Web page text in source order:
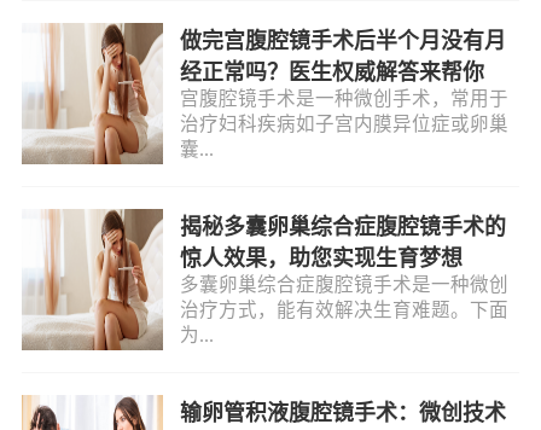
做完宫腹腔镜手术后半个月没有月
经正常吗？医生权威解答来帮你
宫腹腔镜手术是一种微创手术，常用于
治疗妇科疾病如子宫内膜异位症或卵巢
囊...
揭秘多囊卵巢综合症腹腔镜手术的
惊人效果，助您实现生育梦想
多囊卵巢综合症腹腔镜手术是一种微创
治疗方式，能有效解决生育难题。下面
为...
输卵管积液腹腔镜手术：微创技术